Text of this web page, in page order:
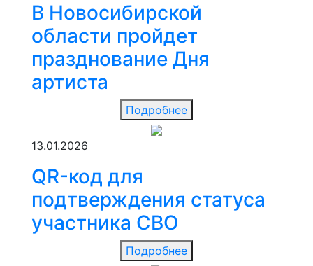
В Новосибирской
области пройдет
празднование Дня
артиста
Подробнее
13.01.2026
QR-код для
подтверждения статуса
участника СВО
Подробнее